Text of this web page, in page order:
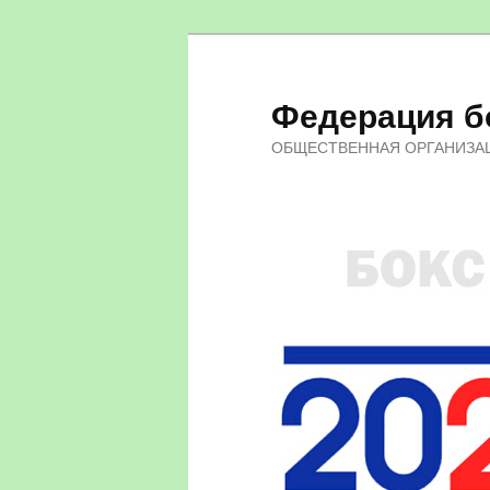
Федерация
ОБЩЕСТВЕННАЯ